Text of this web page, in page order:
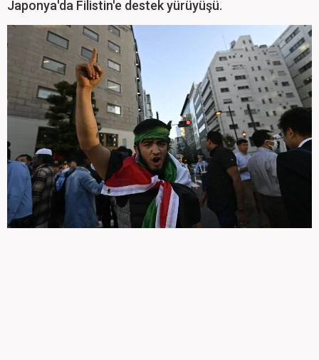
Japonya'da Filistin'e destek yürüyüşü.